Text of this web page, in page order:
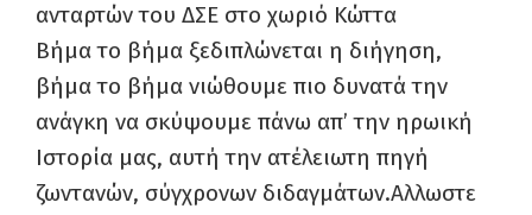
ανταρτών του ΔΣΕ στο χωριό Κώττα
Βήμα το βήμα ξεδιπλώνεται η διήγηση,
βήμα το βήμα νιώθουμε πιο δυνατά την
ανάγκη να σκύψουμε πάνω απ’ την ηρωική
Ιστορία μας, αυτή την ατέλειωτη πηγή
ζωντανών, σύγχρονων διδαγμάτων.Αλλωστε